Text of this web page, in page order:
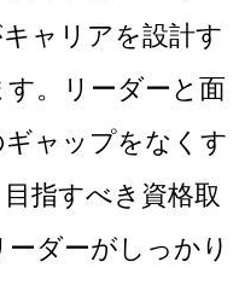
ャリアを設計す
。リーダーと面
ャップをなくす
指すべき資格取
ダーがしっかり